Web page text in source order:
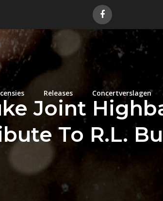
Releases Concertverslagen
Joint
To R.L.